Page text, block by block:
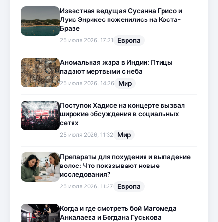
Известная ведущая Сусанна Грисо и
Луис Энрикес поженились на Коста-
Браве
25 июля 2026, 17:21 Европа
Аномальная жара в Индии: Птицы
падают мертвыми с неба
25 июля 2026, 14:26 Мир
Поступок Хадисе на концерте вызвал
широкие обсуждения в социальных
сетях
25 июля 2026, 11:32 Мир
Препараты для похудения и выпадение
волос: Что показывают новые
исследования?
25 июля 2026, 11:27 Европа
Когда и где смотреть бой Магомеда
Анкалаева и Богдана Гуськова